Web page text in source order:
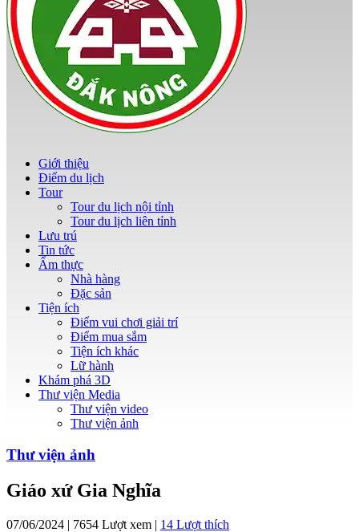
Giới thiệu
Điểm du lịch
Tour
Tour du lịch nội tỉnh
Tour du lịch liên tỉnh
Lưu trú
Tin tức
Ẩm thực
Nhà hàng
Đặc sản
Tiện ích
Điểm vui chơi giải trí
Điểm mua sắm
Tiện ích khác
Lữ hành
Khám phá 3D
Thư viện Media
Thư viện video
Thư viện ảnh
Thư viện ảnh
Giáo xứ Gia Nghĩa
07/06/2024 | 7654 Lượt xem | 14 Lượt thích